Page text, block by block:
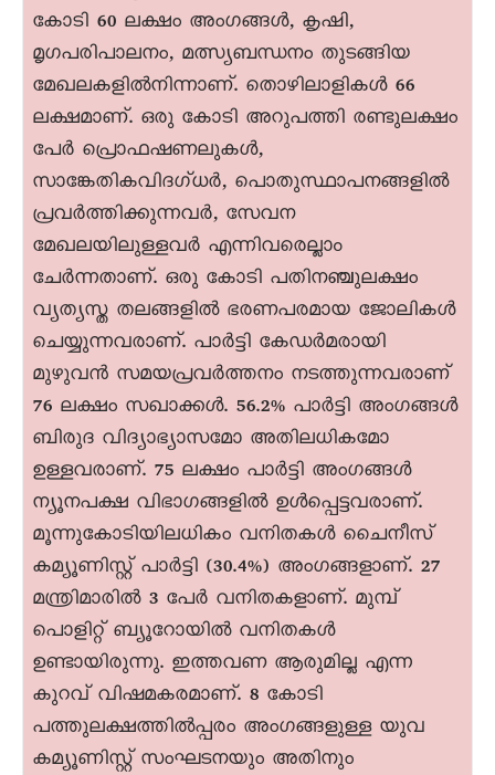
കോടി 60 ലക്ഷം അംഗങ്ങൾ, കൃഷി,
മൃഗപരിപാലനം, മത്സ്യബന്ധനം തുടങ്ങിയ
മേഖലകളിൽനിന്നാണ്. തൊഴിലാളികൾ 66
ലക്ഷമാണ്. ഒരു കോടി അറുപത്തി രണ്ടുലക്ഷം
പേർ പ്രൊഫഷണലുകൾ,
സാങ്കേതികവിദഗ്ധർ, പൊതുസ്ഥാപനങ്ങളിൽ
പ്രവർത്തിക്കുന്നവർ, സേവന
മേഖലയിലുള്ളവർ എന്നിവരെല്ലാം
ചേർന്നതാണ്. ഒരു കോടി പതിനഞ്ചുലക്ഷം
വ്യത്യസ്ത തലങ്ങളിൽ ഭരണപരമായ ജോലികൾ
ചെയ്യുന്നവരാണ്. പാർട്ടി കേഡർമരായി
മുഴുവൻ സമയപ്രവർത്തനം നടത്തുന്നവരാണ്
76 ലക്ഷം സഖാക്കൾ. 56.2% പാർട്ടി അംഗങ്ങൾ
ബിരുദ വിദ്യാഭ്യാസമോ അതിലധികമോ
ഉള്ളവരാണ്. 75 ലക്ഷം പാർട്ടി അംഗങ്ങൾ
ന്യൂനപക്ഷ വിഭാഗങ്ങളിൽ ഉൾപ്പെട്ടവരാണ്.
മൂന്നുകോടിയിലധികം വനിതകൾ ചെെനീസ്
കമ്യൂണിസ്റ്റ് പാർട്ടി (30.4%) അംഗങ്ങളാണ്. 27
മന്ത്രിമാരിൽ 3 പേർ വനിതകളാണ്. മുമ്പ്
പൊളിറ്റ് ബ്യൂറോയിൽ വനിതകൾ
ഉണ്ടായിരുന്നു. ഇത്തവണ ആരുമില്ല എന്ന
കുറവ് വിഷമകരമാണ്. 8 കോടി
പത്തുലക്ഷത്തിൽപ്പരം അംഗങ്ങളുള്ള യുവ
കമ്യൂണിസ്റ്റ് സംഘടനയും അതിനും